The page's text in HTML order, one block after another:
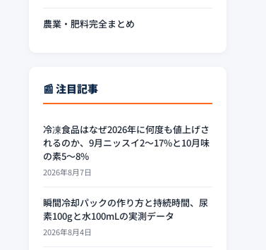
農業・肥料完全まとめ
📰 注目記事
冷凍食品はなぜ2026年に何度も値上げさ
れるのか、9月ニッスイ2〜17%と10月味
の素5〜8%
2026年8月7日
瞬間冷却パックの作り方と持続時間、尿
素100gと水100mLの実測データ
2026年8月4日